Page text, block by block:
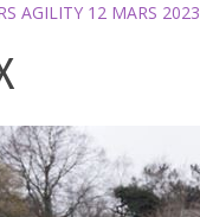
AGILITY 12 MARS 2023